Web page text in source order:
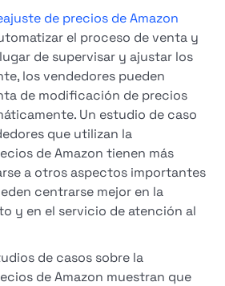
de precios de Amazon
el proceso de venta y
de supervisar y ajustar los
los vendedores pueden
de modificación de precios
Un estudio de caso
que utilizan la
de Amazon tienen más
a otros aspectos importantes
centrarse mejor en la
y en el servicio de atención al
de casos sobre la
de Amazon muestran que